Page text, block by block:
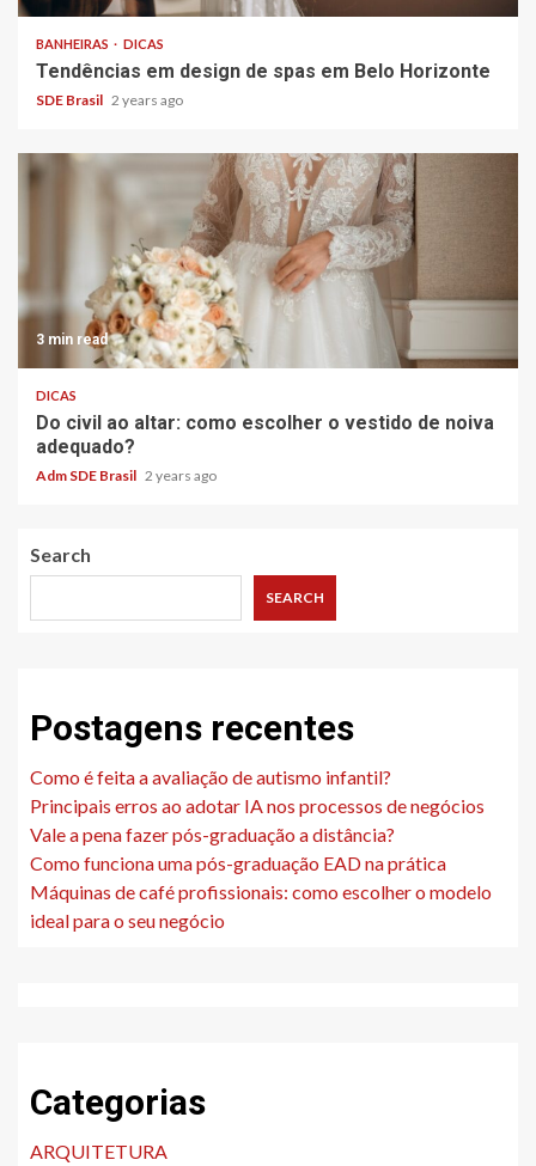
BANHEIRAS DICAS
Tendências em design de spas em Belo Horizonte
SDE Brasil 2 years ago
3 min read
DICAS
Do civil ao altar: como escolher o vestido de noiva
adequado?
Adm SDE Brasil 2 years ago
Search
SEARCH
Postagens recentes
Como é feita a avaliação de autismo infantil?
Principais erros ao adotar IA nos processos de negócios
Vale a pena fazer pós-graduação a distância?
Como funciona uma pós-graduação EAD na prática
Máquinas de café profissionais: como escolher o modelo
ideal para o seu negócio
Categorias
ARQUITETURA